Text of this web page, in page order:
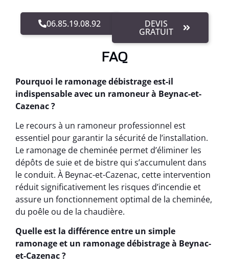
06.85.19.08.92 DEVIS
GRATUIT
FAQ
Pourquoi le ramonage débistrage est-il
indispensable avec un ramoneur à Beynac-et-
Cazenac ?
Le recours à un ramoneur professionnel est
essentiel pour garantir la sécurité de l’installation.
Le ramonage de cheminée permet d’éliminer les
dépôts de suie et de bistre qui s’accumulent dans
le conduit. À Beynac-et-Cazenac, cette intervention
réduit significativement les risques d’incendie et
assure un fonctionnement optimal de la cheminée,
du poêle ou de la chaudière.
Quelle est la différence entre un simple
ramonage et un ramonage débistrage à Beynac-
et-Cazenac ?